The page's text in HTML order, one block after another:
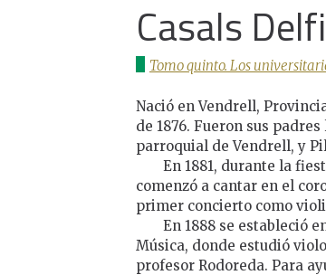
Casals
Tomo quinto. Los
Nació en Vendrell,
de 1876. Fueron sus
parroquial de Vendrell, y
En 1881, durante la
comenzó a cantar en el
primer concierto como
En 1888 se estableció
Música, donde estudió
profesor Rodoreda. Para